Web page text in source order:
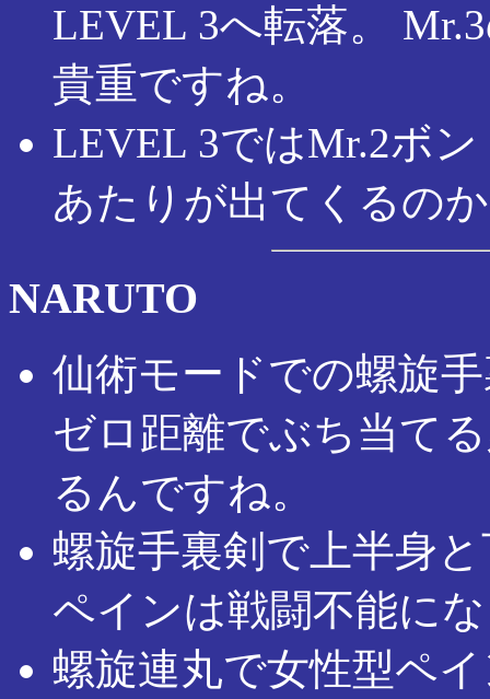
LEVEL 3へ転落。
貴重ですね。
LEVEL 3ではMr.2ボ
あたりが出てくるの
NARUTO
仙術モードでの螺旋
ゼロ距離でぶち当て
るんですね。
螺旋手裏剣で上半身
ペインは戦闘不能に
螺旋連丸で女性型ペ